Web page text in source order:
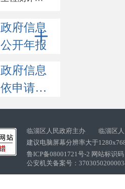
政府信息
公开年报
政府信息
依申请公开
临淄区人民政府主办 临淄区人
建议电脑屏幕分辨率大于
鲁ICP备08001721号-2 网站标识
公安机关备案号：